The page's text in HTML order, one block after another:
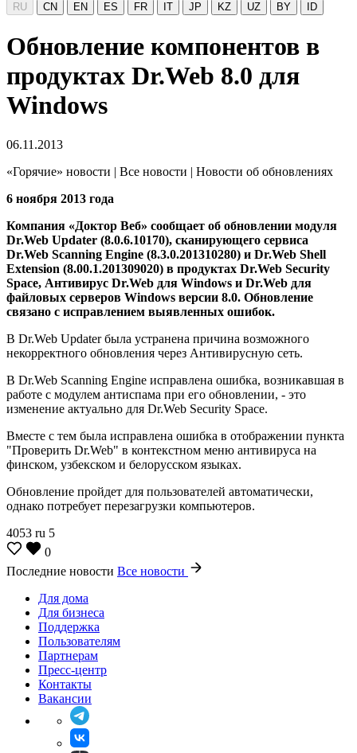
RU CN EN ES FR IT JP KZ UZ BY ID
Обновление компонентов в
продуктах Dr.Web 8.0 для
Windows
06.11.2013
«Горячие» новости | Все новости | Новости об обновлениях
6 ноября 2013 года
Компания «Доктор Веб» сообщает об обновлении модуля
Dr.Web Updater (8.0.6.10170), сканирующего сервиса
Dr.Web Scanning Engine (8.3.0.201310280) и Dr.Web Shell
Extension (8.00.1.201309020) в продуктах Dr.Web Security
Space, Антивирус Dr.Web для Windows и Dr.Web для
файловых серверов Windows версии 8.0. Обновление
связано с исправлением выявленных ошибок.
В Dr.Web Updater была устранена причина возможного
некорректного обновления через Антивирусную сеть.
В Dr.Web Scanning Engine исправлена ошибка, возникавшая в
работе с модулем антиспама при его обновлении, - это
изменение актуально для Dr.Web Security Space.
Вместе с тем была исправлена ошибка в отображении пункта
"Проверить Dr.Web" в контекстном меню антивируса на
финском, узбекском и белорусском языках.
Обновление пройдет для пользователей автоматически,
однако потребует перезагрузки компьютеров.
4053 ru 5
0
Последние новости Все новости
Для дома
Для бизнеса
Поддержка
Пользователям
Партнерам
Пресс-центр
Контакты
Вакансии